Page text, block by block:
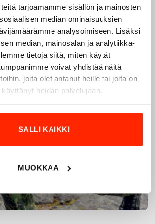
tarjoamamme sisällön ja mainosten
median ominaisuuksien
analysoimiseen. Lisäksi
median, mainosalan ja analytiikka-
tietoja siitä, miten käytät
voivat yhdistää näitä
joita olet antanut heille tai joita on
heidän palvelujaan.
SALLI KAIKKI
MUOKKAA